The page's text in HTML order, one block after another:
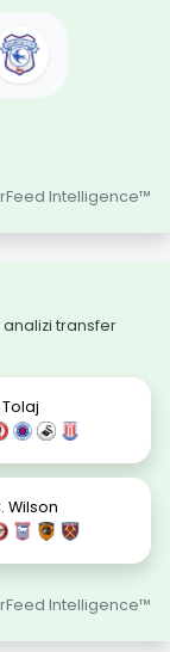
Intelligence™
transfer
Tolaj
Wilson
Intelligence™